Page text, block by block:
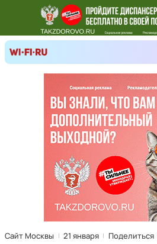
Сайт Москвы 21 января Поделиться